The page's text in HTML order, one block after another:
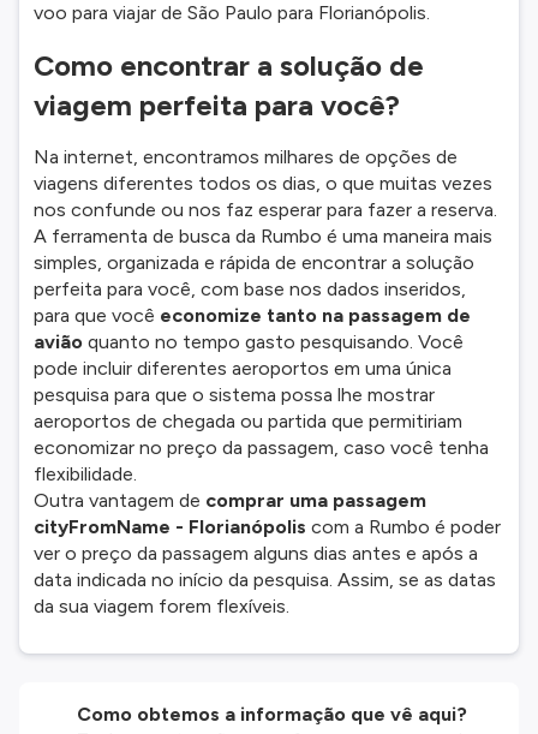
voo para viajar de São Paulo para Florianópolis.
Como encontrar a solução de
viagem perfeita para você?
Na internet, encontramos milhares de opções de
viagens diferentes todos os dias, o que muitas vezes
nos confunde ou nos faz esperar para fazer a reserva.
A ferramenta de busca da Rumbo é uma maneira mais
simples, organizada e rápida de encontrar a solução
perfeita para você, com base nos dados inseridos,
para que você economize tanto na passagem de
avião quanto no tempo gasto pesquisando. Você
pode incluir diferentes aeroportos em uma única
pesquisa para que o sistema possa lhe mostrar
aeroportos de chegada ou partida que permitiriam
economizar no preço da passagem, caso você tenha
flexibilidade.
Outra vantagem de comprar uma passagem
cityFromName - Florianópolis com a Rumbo é poder
ver o preço da passagem alguns dias antes e após a
data indicada no início da pesquisa. Assim, se as datas
da sua viagem forem flexíveis.
Como obtemos a informação que vê aqui?